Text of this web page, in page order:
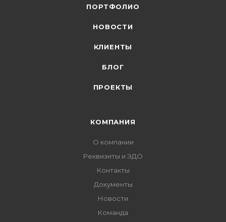
ПОРТФОЛИО
НОВОСТИ
КЛИЕНТЫ
БЛОГ
ПРОЕКТЫ
КОМПАНИЯ
О компании
Реквизиты и ЭДО
Контакты
Документы
Новости
Команда